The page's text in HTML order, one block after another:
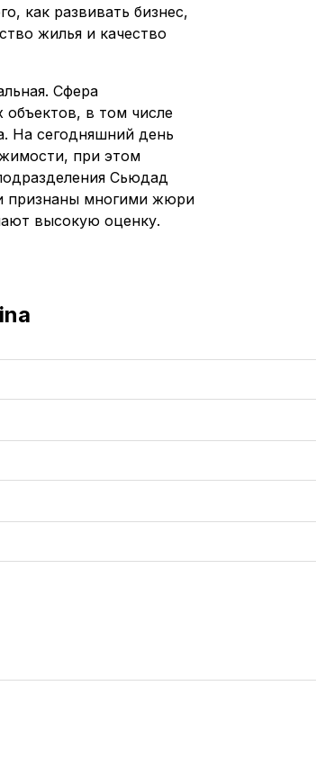
как развивать бизнес,
жилья и качество
Сфера
объектов, в том числе
На сегодняшний день
при этом
Сьюдад
признаны многими жюри
высокую оценку.